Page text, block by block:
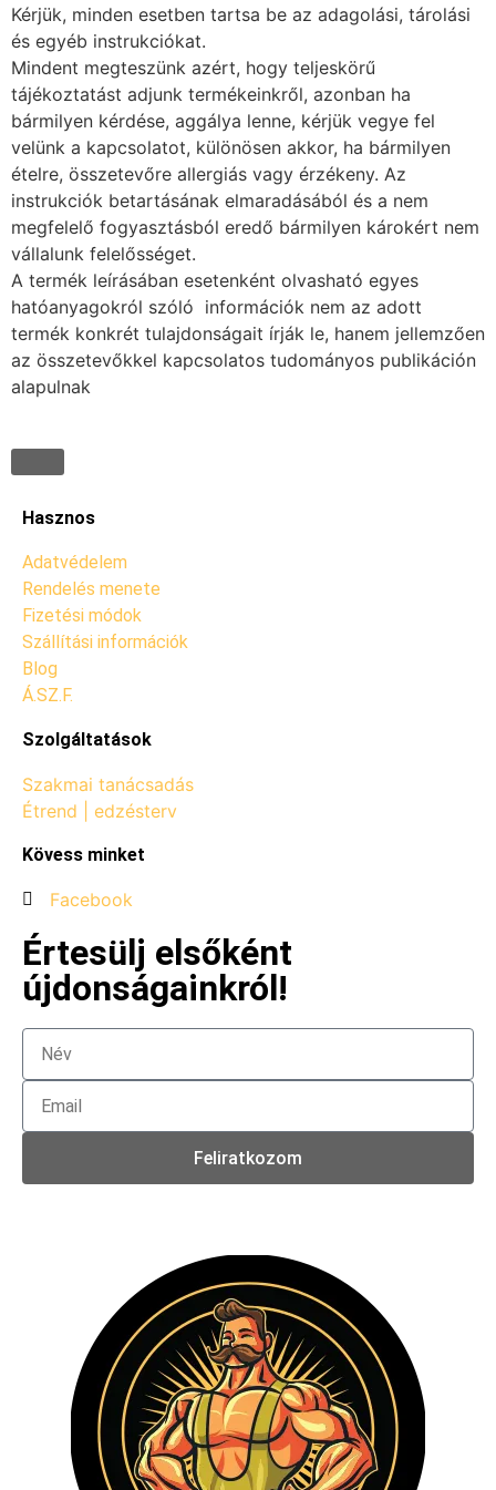
Kérjük, minden esetben tartsa be az adagolási, tárolási
és egyéb instrukciókat.
Mindent megteszünk azért, hogy teljeskörű
tájékoztatást adjunk termékeinkről, azonban ha
bármilyen kérdése, aggálya lenne, kérjük vegye fel
velünk a kapcsolatot, különösen akkor, ha bármilyen
ételre, összetevőre allergiás vagy érzékeny. Az
instrukciók betartásának elmaradásából és a nem
megfelelő fogyasztásból eredő bármilyen károkért nem
vállalunk felelősséget.
A termék leírásában esetenként olvasható egyes
hatóanyagokról szóló információk nem az adott
termék konkrét tulajdonságait írják le, hanem jellemzően
az összetevőkkel kapcsolatos tudományos publikáción
alapulnak
Hasznos
Adatvédelem
Rendelés menete
Fizetési módok
Szállítási információk
Blog
Á.SZ.F.
Szolgáltatások
Szakmai tanácsadás
Étrend | edzésterv
Kövess minket
Facebook
Értesülj elsőként
újdonságainkról!
Feliratkozom